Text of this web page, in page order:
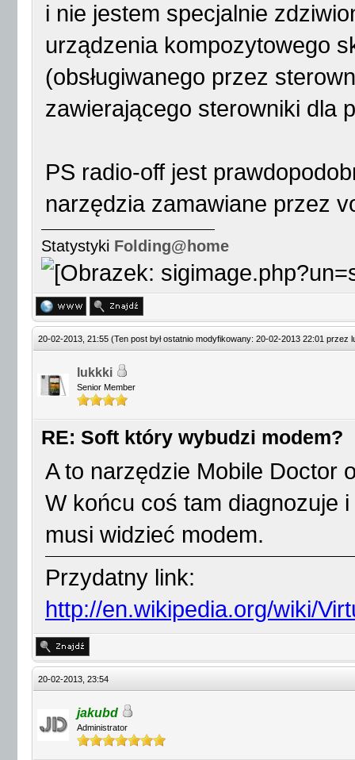
i nie jestem specjalnie
urządzenia kompozytowego
(obsługiwanego przez
zawierającego sterowniki dla
PS radio-off jest
narzędzia zamawiane przez
Statystyki Folding@home
20-02-2013, 21:55 (Ten post był ostatnio modyfikowany: 20-02-2013 22:01 przez
lukkki
Senior Member
RE: Soft który wybudzi modem?
A to narzędzie Mobile Doctor
W końcu coś tam diagnozuje
musi widzieć modem.
Przydatny link:
http://en.wikipedia.org/wiki/
20-02-2013, 23:54
jakubd
Administrator